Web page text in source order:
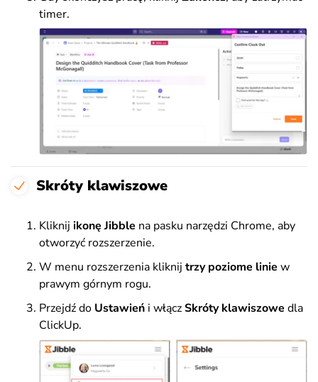
timer.
Skróty klawiszowe
Kliknij ikonę Jibble na pasku narzędzi Chrome, aby
otworzyć rozszerzenie.
W menu rozszerzenia kliknij trzy poziome linie w
prawym górnym rogu.
Przejdź do Ustawień i włączSkróty klawiszowe dla
ClickUp.